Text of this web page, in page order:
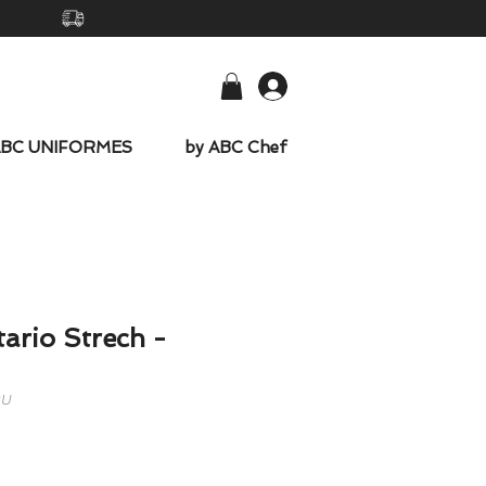
UNIFORMES by ABC Chef
Strech -